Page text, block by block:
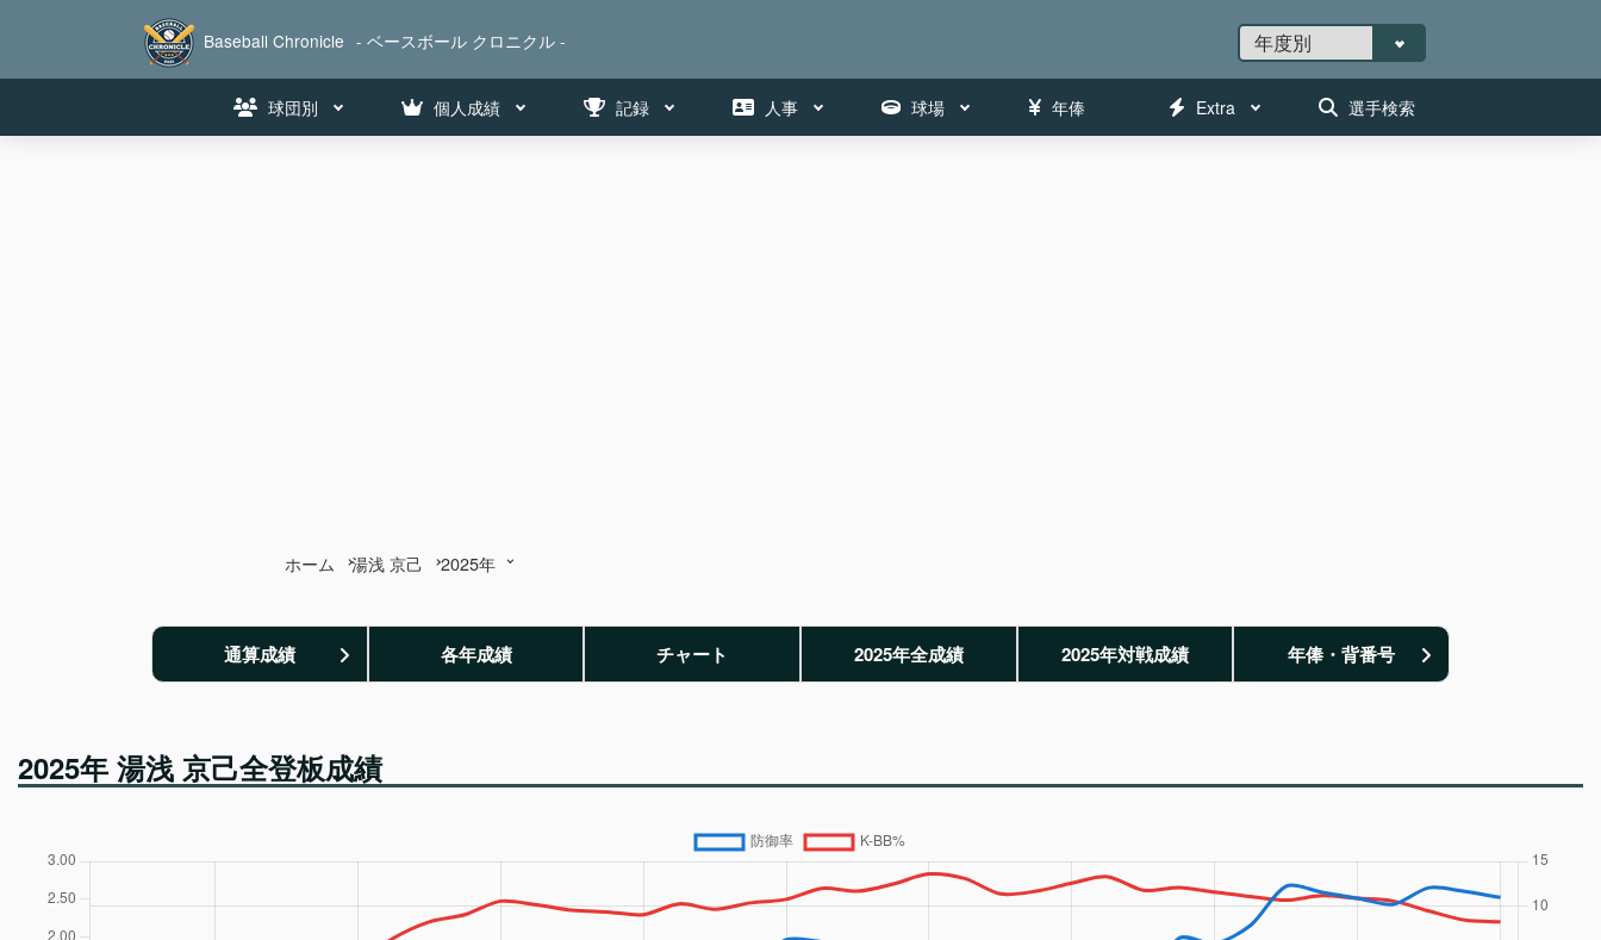
Baseball Chronicle - ベースボール クロニクル -
球団別 個人成績 記録 人事 球場 年俸 Extra 選手検索
ホーム 湯浅 京己 2025年
通算成績 各年成績 チャート 2025年全成績 2025年対戦成績 年俸・背番号
2025年 湯浅 京己全登板成績